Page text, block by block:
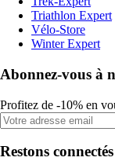
Triathlon Expert
Vélo-Store
Winter Expert
Abonnez-vous à
Profitez de -10% en
Restons connectés